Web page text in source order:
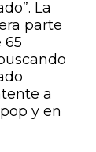
La
parte
65
a
y en